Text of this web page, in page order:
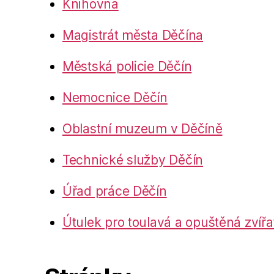
Knihovna
Magistrát města Děčína
Městská policie Děčín
Nemocnice Děčín
Oblastní muzeum v Děčíně
Technické služby Děčín
Úřad práce Děčín
Útulek pro toulavá a opuštěná